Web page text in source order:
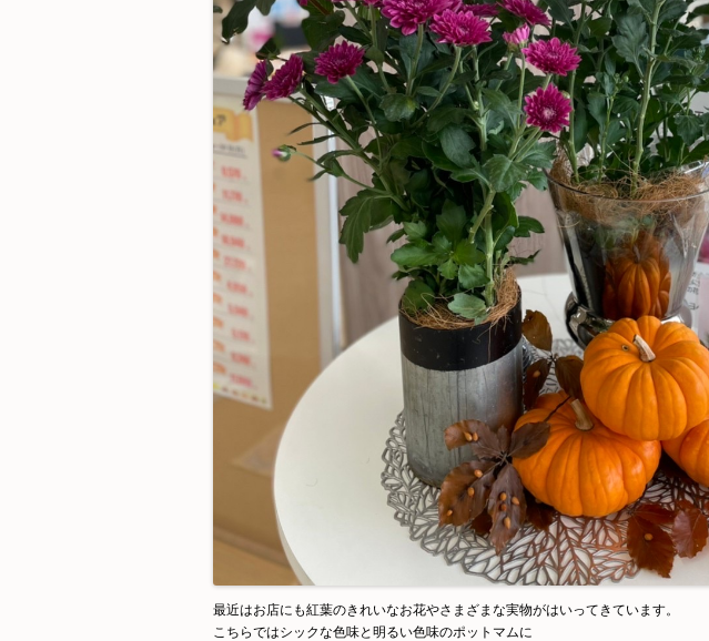
最近はお店にも紅葉のきれいなお花やさまざまな実物がはいってきています。
こちらではシックな色味と明るい色味のポットマムに